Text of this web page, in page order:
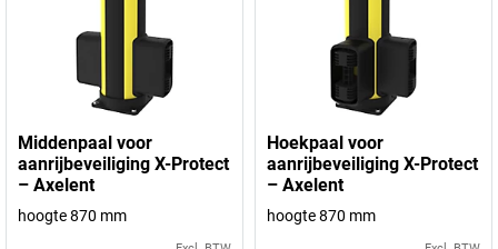
Middenpaal voor
aanrijbeveiliging X-Protect
– Axelent
hoogte 870 mm
Hoekpaal voor
aanrijbeveiliging X-Protect
– Axelent
hoogte 870 mm